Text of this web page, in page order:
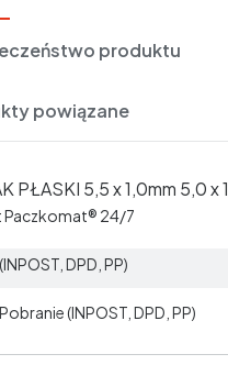
produktu
powiązane
PŁASKI 5,5 x 1,0mm 5,0 x
Paczkomat® 24/7
DPD, PP)
(INPOST, DPD, PP)